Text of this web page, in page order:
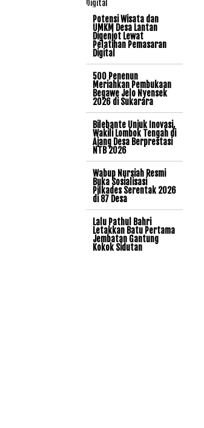
Potensi Wisata dan
UMKM Desa Lantan
Digenjot Lewat
Pelatihan Pemasaran
Digital
500 Penenun
Meriahkan Pembukaan
Begawe Jelo Nyensek
2026 di Sukarara
Bilebante Unjuk Inovasi,
Wakili Lombok Tengah di
Ajang Desa Berprestasi
NTB 2026
Wabup Nursiah Resmi
Buka Sosialisasi
Pilkades Serentak 2026
di 87 Desa
Lalu Pathul Bahri
Letakkan Batu Pertama
Jembatan Gantung
Kokok Sidutan